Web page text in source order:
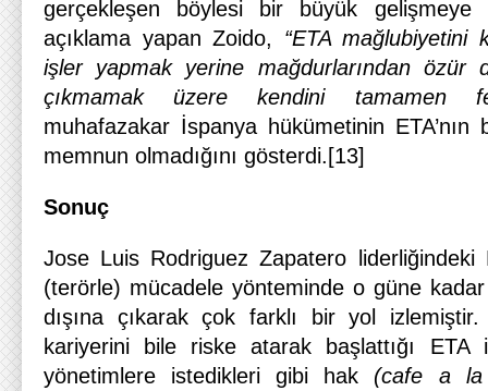
gerçekleşen böylesi bir büyük gelişmeye
açıklama yapan Zoido, “ETA mağlubiyetini
işler yapmak yerine mağdurlarından özür
çıkmamak üzere kendini tamamen
muhafazakar İspanya hükümetinin ETA’nın
memnun olmadığını gösterdi.[13]
Sonuç
Jose Luis Rodriguez Zapatero liderliğindeki
(terörle) mücadele yönteminde o güne
dışına çıkarak çok farklı bir yol
kariyerini bile riske atarak başlattığı
yönetimlere istedikleri gibi hak (cafe a la